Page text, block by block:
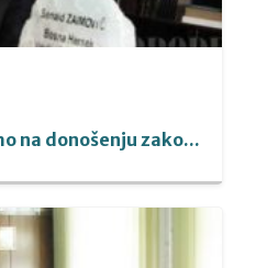
na donošenju zako...